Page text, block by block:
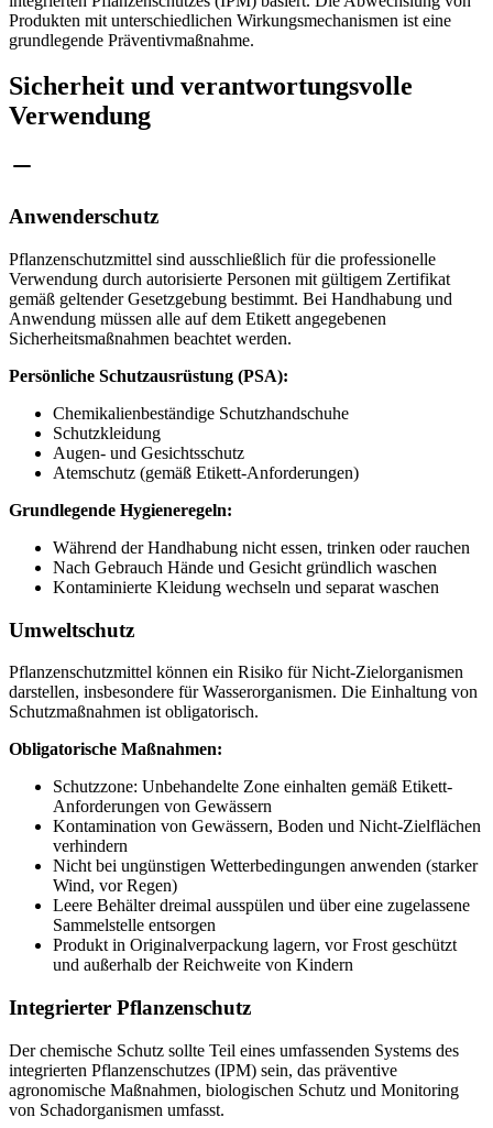
Produkten mit unterschiedlichen Wirkungsmechanismen ist eine
grundlegende Präventivmaßnahme.
Sicherheit und verantwortungsvolle
Verwendung
Anwenderschutz
Pflanzenschutzmittel sind ausschließlich für die professionelle
Verwendung durch autorisierte Personen mit gültigem Zertifikat
gemäß geltender Gesetzgebung bestimmt. Bei Handhabung und
Anwendung müssen alle auf dem Etikett angegebenen
Sicherheitsmaßnahmen beachtet werden.
Persönliche Schutzausrüstung (PSA):
Chemikalienbeständige Schutzhandschuhe
Schutzkleidung
Augen- und Gesichtsschutz
Atemschutz (gemäß Etikett-Anforderungen)
Grundlegende Hygieneregeln:
Während der Handhabung nicht essen, trinken oder rauchen
Nach Gebrauch Hände und Gesicht gründlich waschen
Kontaminierte Kleidung wechseln und separat waschen
Umweltschutz
Pflanzenschutzmittel können ein Risiko für Nicht-Zielorganismen
darstellen, insbesondere für Wasserorganismen. Die Einhaltung von
Schutzmaßnahmen ist obligatorisch.
Obligatorische Maßnahmen:
Schutzzone: Unbehandelte Zone einhalten gemäß Etikett-
Anforderungen von Gewässern
Kontamination von Gewässern, Boden und Nicht-Zielflächen
verhindern
Nicht bei ungünstigen Wetterbedingungen anwenden (starker
Wind, vor Regen)
Leere Behälter dreimal ausspülen und über eine zugelassene
Sammelstelle entsorgen
Produkt in Originalverpackung lagern, vor Frost geschützt
und außerhalb der Reichweite von Kindern
Integrierter Pflanzenschutz
Der chemische Schutz sollte Teil eines umfassenden Systems des
integrierten Pflanzenschutzes (IPM) sein, das präventive
agronomische Maßnahmen, biologischen Schutz und Monitoring
von Schadorganismen umfasst.